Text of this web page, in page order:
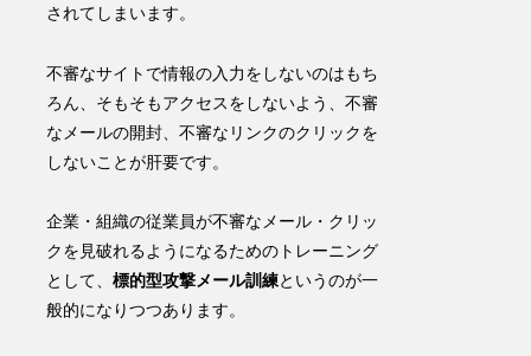
されてしまいます。
不審なサイトで情報の入力をしないのはもち
ろん、 そもそもアクセスをしないよう、不審
なメールの開封、不審なリンクのクリックを
しないことが肝要です。
企業・組織の従業員が不審なメール・クリッ
クを見破れるようになるためのトレーニング
として、標的型攻撃メール訓練というのが一
般的になりつつあります。